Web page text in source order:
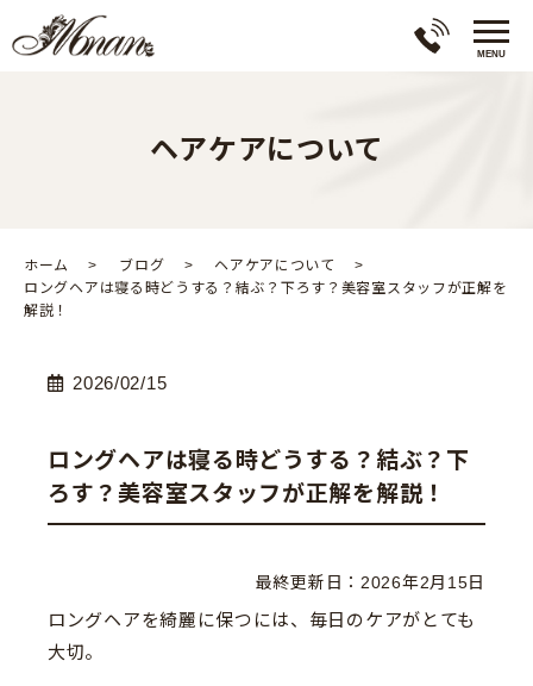
ヘアケアについて
ホーム ブログ
ヘアケアについて
ロングヘアは寝る時どうする？結ぶ？下ろす？美容室スタッフが正解を
解説！
2026/02/15
ロングヘアは寝る時どうする？結ぶ？下
ろす？美容室スタッフが正解を解説！
最終更新日： 2026年2月15日
ロングヘアを綺麗に保つには、毎日のケアがとても
大切。